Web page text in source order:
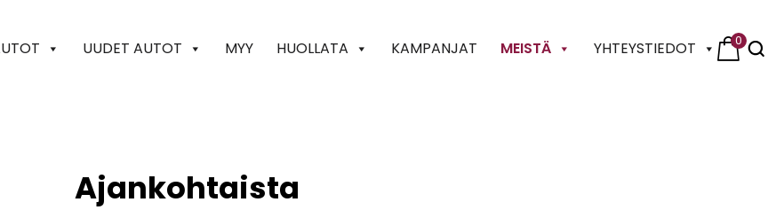
UUDET AUTOT MYY HUOLLATA KAMPANJAT MEISTÄ YHTEYSTIEDOT 0
Ajankohtaista